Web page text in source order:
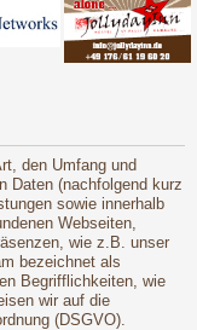
den Umfang und
Daten (nachfolgend kurz
sowie innerhalb
Webseiten,
wie z.B. unser
bezeichnet als
Begrifflichkeiten, wie
wir auf die
(DSGVO).